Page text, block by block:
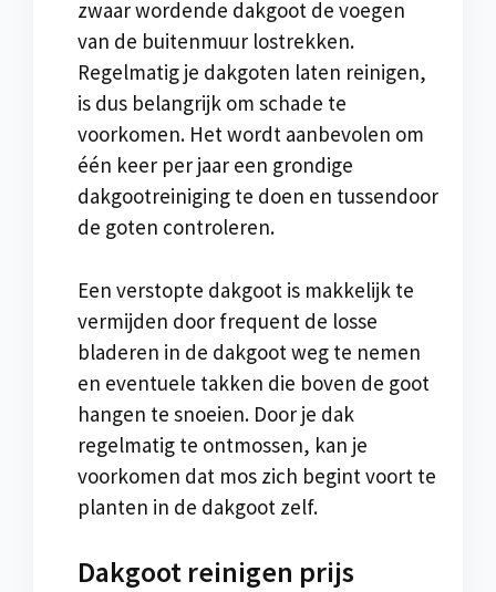
zwaar wordende dakgoot de voegen
van de buitenmuur lostrekken.
Regelmatig je dakgoten laten reinigen,
is dus belangrijk om schade te
voorkomen. Het wordt aanbevolen om
één keer per jaar een grondige
dakgootreiniging te doen en tussendoor
de goten controleren.
Een verstopte dakgoot is makkelijk te
vermijden door frequent de losse
bladeren in de dakgoot weg te nemen
en eventuele takken die boven de goot
hangen te snoeien. Door je dak
regelmatig te ontmossen, kan je
voorkomen dat mos zich begint voort te
planten in de dakgoot zelf.
Dakgoot reinigen prijs